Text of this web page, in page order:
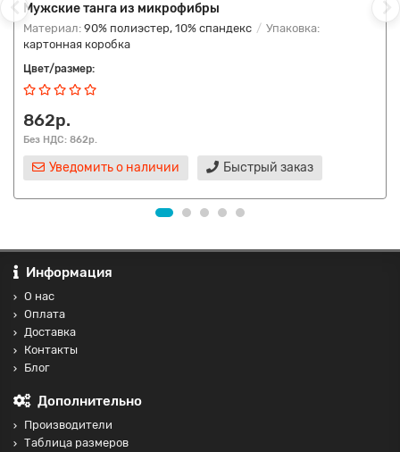
Мужские танга из микрофибры
Материал: 90% полиэстер, 10% спандекс
Упаковка:
картонная коробка
Цвет/размер:
862р.
Без НДС: 862р.
Уведомить о наличии Быстрый заказ
Информация
О нас
Оплата
Доставка
Контакты
Блог
Дополнительно
Производители
Таблица размеров